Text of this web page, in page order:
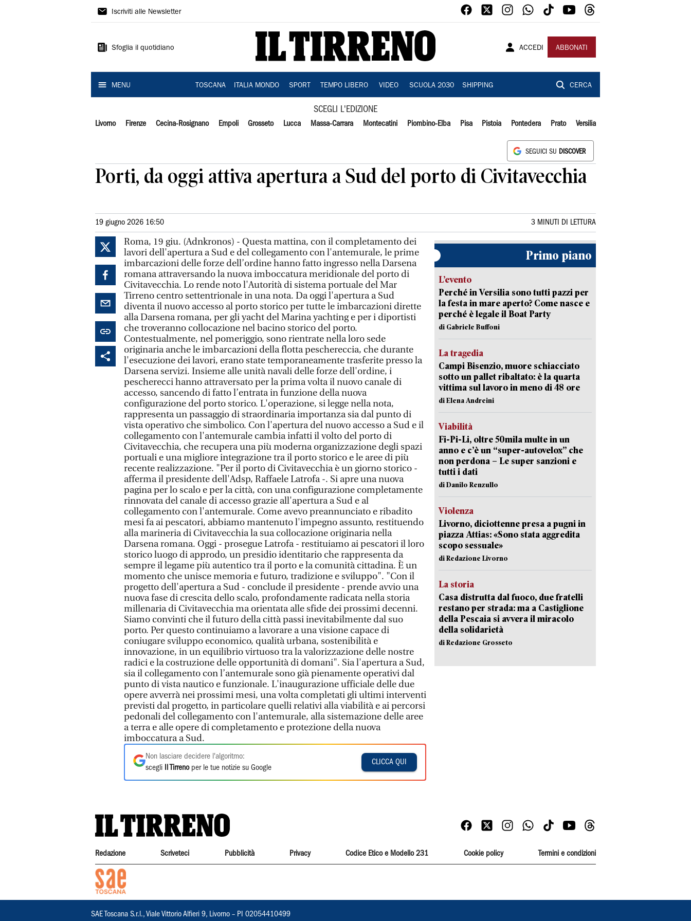
Il
Iscriviti alle Newsletter
Sfoglia il quotidiano ACCEDI ABBONATI
MENU TOSCANA ITALIA MONDO SPORT TEMPO LIBERO VIDEO SCUOLA 2030 SHIPPING CERCA
SCEGLI L'EDIZIONE
Livorno Firenze Cecina-Rosignano Empoli Grosseto Lucca Massa-Carrara Montecatini Piombino-Elba Pisa Pistoia Pontedera Prato Versilia
SEGUICI SU DISCOVER
Porti, da oggi attiva apertura a Sud del porto di Civitavecchia
19 giugno 2026 16:50 3 MINUTI DI LETTURA
Roma, 19 giu. (Adnkronos) - Questa mattina, con il completamento dei
lavori dell'apertura a Sud e del collegamento con l'antemurale, le prime
imbarcazioni delle forze dell’ordine hanno fatto ingresso nella Darsena
romana attraversando la nuova imboccatura meridionale del porto di
Civitavecchia. Lo rende noto l'Autorità di sistema portuale del Mar
Tirreno centro settentrionale in una nota. Da oggi l'apertura a Sud
diventa il nuovo accesso al porto storico per tutte le imbarcazioni dirette
alla Darsena romana, per gli yacht del Marina yachting e per i diportisti
che troveranno collocazione nel bacino storico del porto.
Contestualmente, nel pomeriggio, sono rientrate nella loro sede
originaria anche le imbarcazioni della flotta peschereccia, che durante
l'esecuzione dei lavori, erano state temporaneamente trasferite presso la
Darsena servizi. Insieme alle unità navali delle forze dell'ordine, i
pescherecci hanno attraversato per la prima volta il nuovo canale di
accesso, sancendo di fatto l’entrata in funzione della nuova
configurazione del porto storico. L'operazione, si legge nella nota,
rappresenta un passaggio di straordinaria importanza sia dal punto di
vista operativo che simbolico. Con l'apertura del nuovo accesso a Sud e il
collegamento con l'antemurale cambia infatti il volto del porto di
Civitavecchia, che recupera una più moderna organizzazione degli spazi
portuali e una migliore integrazione tra il porto storico e le aree di più
recente realizzazione. "Per il porto di Civitavecchia è un giorno storico -
afferma il presidente dell'Adsp, Raffaele Latrofa -. Si apre una nuova
pagina per lo scalo e per la città, con una configurazione completamente
rinnovata del canale di accesso grazie all'apertura a Sud e al
collegamento con l'antemurale. Come avevo preannunciato e ribadito
mesi fa ai pescatori, abbiamo mantenuto l'impegno assunto, restituendo
alla marineria di Civitavecchia la sua collocazione originaria nella
Darsena romana. Oggi - prosegue Latrofa - restituiamo ai pescatori il loro
storico luogo di approdo, un presidio identitario che rappresenta da
sempre il legame più autentico tra il porto e la comunità cittadina. È un
momento che unisce memoria e futuro, tradizione e sviluppo". "Con il
progetto dell'apertura a Sud - conclude il presidente - prende avvio una
nuova fase di crescita dello scalo, profondamente radicata nella storia
millenaria di Civitavecchia ma orientata alle sfide dei prossimi decenni.
Siamo convinti che il futuro della città passi inevitabilmente dal suo
porto. Per questo continuiamo a lavorare a una visione capace di
coniugare sviluppo economico, qualità urbana, sostenibilità e
innovazione, in un equilibrio virtuoso tra la valorizzazione delle nostre
radici e la costruzione delle opportunità di domani". Sia l'apertura a Sud,
sia il collegamento con l’antemurale sono già pienamente operativi dal
punto di vista nautico e funzionale. L'inaugurazione ufficiale delle due
opere avverrà nei prossimi mesi, una volta completati gli ultimi interventi
previsti dal progetto, in particolare quelli relativi alla viabilità e ai percorsi
pedonali del collegamento con l'antemurale, alla sistemazione delle aree
a terra e alle opere di completamento e protezione della nuova
imboccatura a Sud.
Non lasciare decidere l'algoritmo:
scegli
Il Tirrenoper le tue notizie su Google
CLICCA QUI
Primo piano
L’evento
Perché in Versilia sono tutti pazzi per
la festa in mare aperto? Come nasce e
perché è legale il Boat Party
di Gabriele Buffoni
La tragedia
Campi Bisenzio, muore schiacciato
sotto un pallet ribaltato: è la quarta
vittima sul lavoro in meno di 48 ore
di Elena Andreini
Viabilità
Fi-Pi-Li, oltre 50mila multe in un
anno e c’è un “super-autovelox” che
non perdona – Le super sanzioni e
tutti i dati
di Danilo Renzullo
Violenza
Livorno, diciottenne presa a pugni in
piazza Attias: «Sono stata aggredita
scopo sessuale»
di Redazione Livorno
La storia
Casa distrutta dal fuoco, due fratelli
restano per strada: ma a Castiglione
della Pescaia si avvera il miracolo
della solidarietà
di Redazione Grosseto
Redazione Scriveteci Pubblicità Privacy Codice Etico e Modello 231 Cookie policy Termini e condizioni
SAE Toscana S.r.l., Viale Vittorio Alfieri 9, Livorno – PI 02054410499